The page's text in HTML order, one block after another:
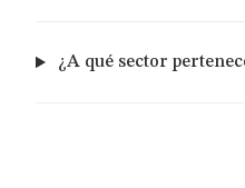
¿A qué sector